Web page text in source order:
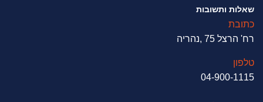
שאלות ותשובות
כתובת
רח' הרצל 75 ,נהריה
טלפון
04-900-1115